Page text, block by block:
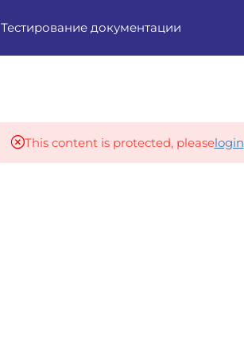
Home Courses
Тестирование документации
This content is protected, pleaselogin
Our partners